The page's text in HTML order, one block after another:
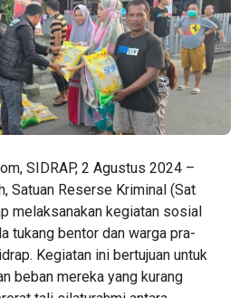
SIDRAP, 2 Agustus 2024 –
Satuan Reserse Kriminal (Sat
melaksanakan kegiatan sosial
tukang bentor dan warga pra-
Kegiatan ini bertujuan untuk
beban mereka yang kurang